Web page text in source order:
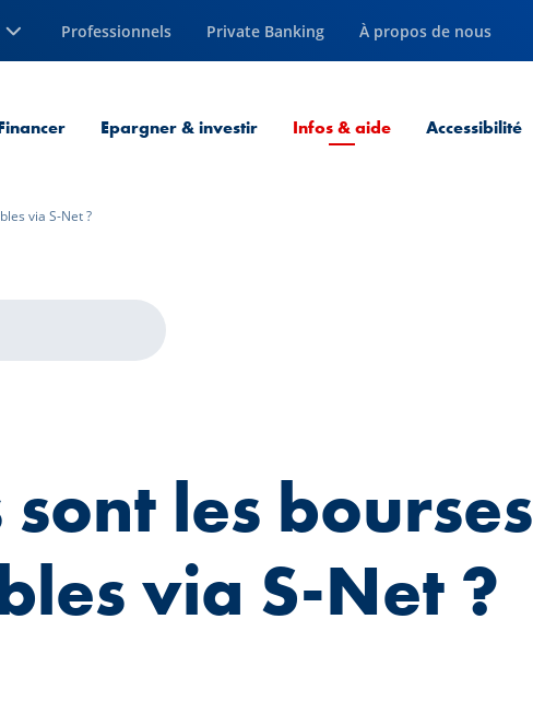
Professionnels Private Banking À propos de nous
Epargner & investir Infos & aidePage courante
Accessibilité
via S-Net ?
les bourses
via S-Net ?